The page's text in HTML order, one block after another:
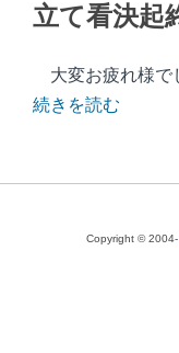
立て看決起
大変お疲れ様で
続きを読む
Copyright © 2004-